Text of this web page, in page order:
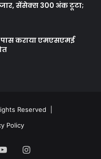
सेंसेक्स 300 अंक टूटा;
कराया एमएसएमई
Reserved |
Policy
YouTubeInstagram